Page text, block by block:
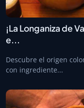
¡La Longaniza de
e...
Descubre el origen
con ingrediente...